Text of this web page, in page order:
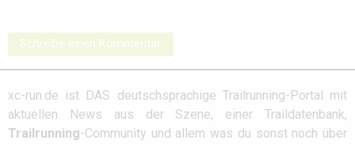
Schreibe einen Kommentar
xc-run.de ist DAS deutschsprachige Trailrunning-Portal mit
aktuellen News aus der Szene, einer Traildatenbank,
Trailrunning-Community und allem was du sonst noch über